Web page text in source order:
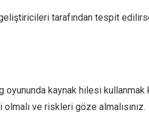
tarafından tespit edilirse
oyununda kaynak hilesi
ve riskleri göze almalısınız.